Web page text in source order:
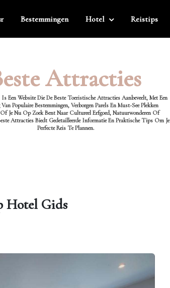
Bestemmingen Hotel Reistips
Attracties
Een Website Die De Beste Toeristische Attracties Aanbeveelt, Met Een
Populaire Bestemmingen, Verborgen Parels En Must-See Plekken
Je Nu Op Zoek Bent Naar Cultureel Erfgoed, Natuurwonderen Of
Attracties Biedt Gedetailleerde Informatie En Praktische Tips Om Je
Perfecte Reis Te Plannen.
Hotel Gids